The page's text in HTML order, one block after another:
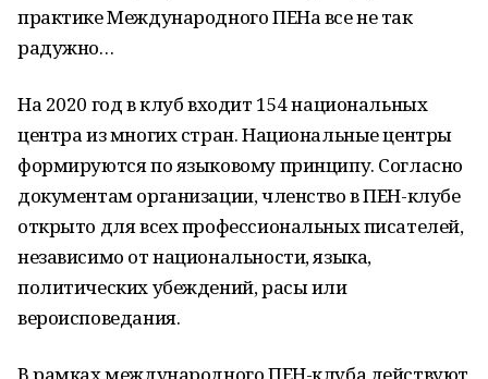
практике Международного ПЕНа все не так
радужно…
На 2020 год в клуб входит 154 национальных
центра из многих стран. Национальные центры
формируются по языковому принципу. Согласно
документам организации, членство в ПЕН-клубе
открыто для всех профессиональных писателей,
независимо от национальности, языка,
политических убеждений, расы или
вероисповедания.